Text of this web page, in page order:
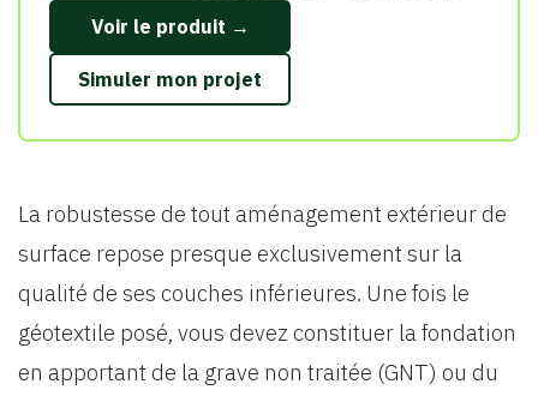
Voir le produit →
Simuler mon projet
La robustesse de tout aménagement extérieur de
surface repose presque exclusivement sur la
qualité de ses couches inférieures. Une fois le
géotextile posé, vous devez constituer la fondation
en apportant de la grave non traitée (GNT) ou du